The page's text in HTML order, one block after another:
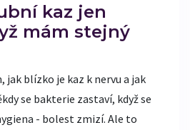
kaz jen
mám stejný
jak blízko je kaz k nervu a jak
se bakterie zastaví, když se
- bolest zmizí. Ale to